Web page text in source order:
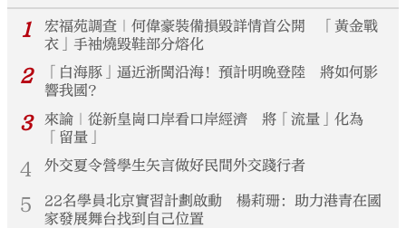
1
宏福苑調查｜何偉豪裝備損毀詳情首公開 「黃金戰
衣」手袖燒毀鞋部分熔化
2
「白海豚」逼近浙閩沿海！預計明晚登陸 將如何影
響我國？
3
來論｜從新皇崗口岸看口岸經濟 將「流量」化為
「留量」
4 外交夏令營學生矢言做好民間外交踐行者
5
22名學員北京實習計劃啟動 楊莉珊：助力港青在國
家發展舞台找到自己位置